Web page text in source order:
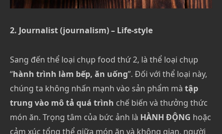
2. Journalist (journalism) – Life-style
Sang đến thể loại chụp food thứ 2, là thể loại chụp
“hành trình làm bếp, ăn uống”. Đối với thể loại này,
chúng ta không nhấn mạnh vào sản phẩm mà tập
trung vào mô tả quá trình chế biến và thưởng thức
món ăn. Trọng tâm của bức ảnh là HÀNH ĐỘNG hoặc
cảm xúc tổng thể giữa món ăn và không gian, người